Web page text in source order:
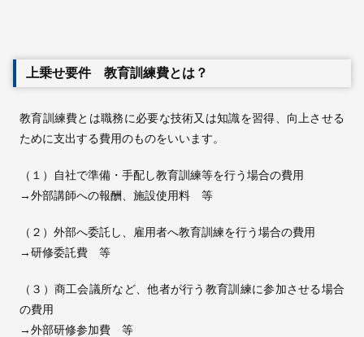
上乗せ要件 教育訓練費とは？
教育訓練費とは職務に必要な技術又は知識を習得、向上させる
ために支出する費用のものをいいます。
（１）自社で準備・手配し教育訓練等を行う場合の費用
→外部講師への報酬、施設使用料 等
（２）外部へ委託し、雇用者へ教育訓練を行う場合の費用
→研修委託費 等
（３）商工会議所など、他者が行う教育訓練に参加させる場合
の費用
→外部研修参加費 等